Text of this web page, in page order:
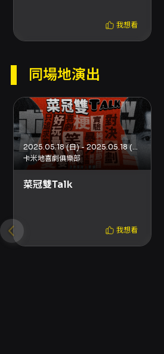
Hotmail 等可能被擋信的電
訂單成立通知信。
我想看
同場地演出
2025.05.18 (日) - 2025.05.18 (日)
卡米地喜劇俱樂部
菜冠雙Talk
我想看